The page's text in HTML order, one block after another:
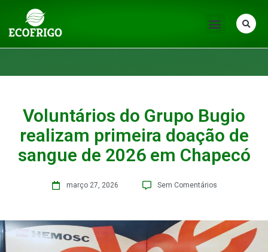
Voluntários do Grupo Bugio
realizam primeira doação de
sangue de 2026 em Chapecó
março 27, 2026 Sem Comentários